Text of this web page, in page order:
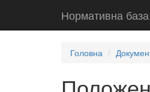
Нормативна
Головна